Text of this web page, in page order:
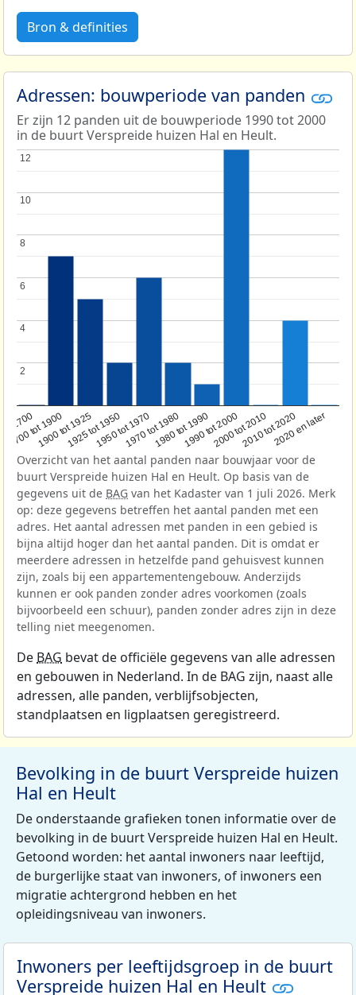
Bron & definities
Adressen: bouwperiode van panden
Er zijn 12 panden uit de bouwperiode 1990 tot 2000
in de buurt Verspreide huizen Hal en Heult.
1700
1700 tot 1900
1900 tot 19251925 tot 19501950 tot 19701970 tot 19801980 tot 19901990 tot 20002000 tot 20102010 tot 20202020 en later
2
2
4
4
6
6
8
8
10
10
12
12
Overzicht van het aantal panden naar bouwjaar voor de
buurt Verspreide huizen Hal en Heult. Op basis van de
gegevens uit de BAG van het Kadaster van 1 juli 2026. Merk
op: deze gegevens betreffen het aantal panden met een
adres. Het aantal adressen met panden in een gebied is
bijna altijd hoger dan het aantal panden. Dit is omdat er
meerdere adressen in hetzelfde pand gehuisvest kunnen
zijn, zoals bij een appartementengebouw. Anderzijds
kunnen er ook panden zonder adres voorkomen (zoals
bijvoorbeeld een schuur), panden zonder adres zijn in deze
telling niet meegenomen.
De BAG bevat de officiële gegevens van alle adressen
en gebouwen in Nederland. In de BAG zijn, naast alle
adressen, alle panden, verblijfsobjecten,
standplaatsen en ligplaatsen geregistreerd.
Bevolking in de buurt Verspreide huizen
Hal en Heult
De onderstaande grafieken tonen informatie over de
bevolking in de buurt Verspreide huizen Hal en Heult.
Getoond worden: het aantal inwoners naar leeftijd,
de burgerlijke staat van inwoners, of inwoners een
migratie achtergrond hebben en het
opleidingsniveau van inwoners.
Inwoners per leeftijdsgroep in de buurt
Verspreide huizen Hal en Heult